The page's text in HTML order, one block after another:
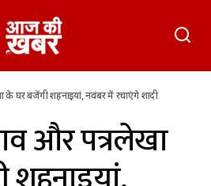
घर बजेंगी शहनाइयां, नवंबर में रचाएंगे शादी
के घर बजेंगी शहनाइयां, नवंबर में रचाएंगे शादी
और पत्रलेखा